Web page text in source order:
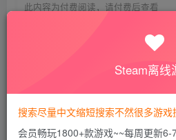
此内容为付费阅读，请付费后查看
悦玩币 8
免费
您当前未登录！建议
Steam离线
搜索尽量中文缩短搜索不然很多游戏
会员畅玩1800+款游戏~~每周更新